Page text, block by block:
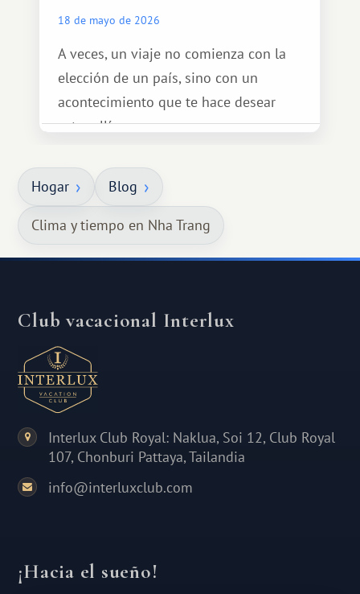
18 de mayo de 2026
A veces, un viaje no comienza con la
elección de un país, sino con un
acontecimiento que te hace desear
estar allí...
Hogar Blog
Clima y tiempo en Nha Trang
Club vacacional Interlux
Interlux Club Royal: Naklua, Soi 12, Club Royal
107, Chonburi Pattaya, Tailandia
info@interluxclub.com
¡Hacia el sueño!